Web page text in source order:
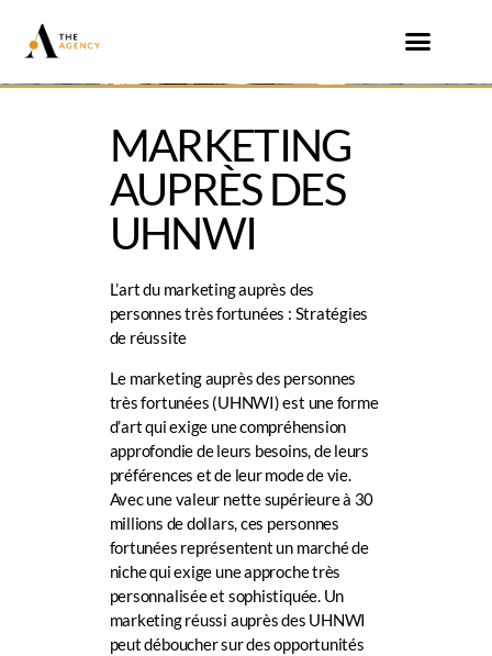
MARKETING
AUPRÈS DES
UHNWI
L’art du marketing auprès des
personnes très fortunées : Stratégies
de réussite
Le marketing auprès des personnes
très fortunées (UHNWI) est une forme
d’art qui exige une compréhension
approfondie de leurs besoins, de leurs
préférences et de leur mode de vie.
Avec une valeur nette supérieure à 30
millions de dollars, ces personnes
fortunées représentent un marché de
niche qui exige une approche très
personnalisée et sophistiquée. Un
marketing réussi auprès des UHNWI
peut déboucher sur des opportunités